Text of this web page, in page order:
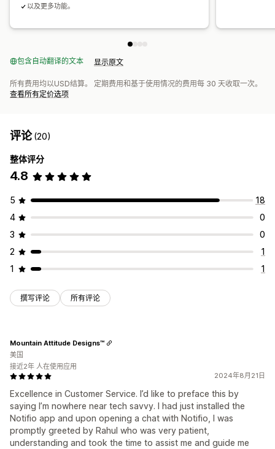
以及更多功能。
包含自动翻译的文本 显示原文
所有费用均以USD结算。 定期费用和基于使用情况的费用每 30 天收取一次。
查看所有定价选项
评论(20)
整体评分
4.8
5
18
4
0
3
0
2
1
1
1
撰写评论 所有评论
2024年8月21日
Excellence in Customer Service. I’d like to preface this by
saying I’m nowhere near tech savvy. I had just installed the
Notifio app and upon opening a chat with Notifio, I was
promptly greeted by Rahul who was very patient,
understanding and took the time to assist me and guide me
Mountain Attitude Designs™
美国
接近2年 人在使用应用